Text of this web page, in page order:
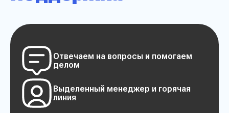
Отвечаем на вопросы и помогаем
делом
Выделенный менеджер и горячая
линия
Прикрепить заявку на расчет
конфеденциальности сайта
Отправить